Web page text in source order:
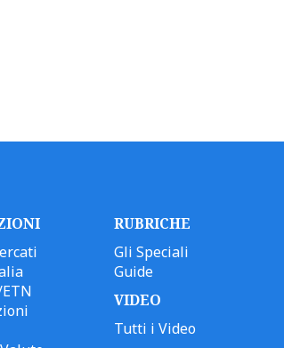
RUBRICHE
Gli Speciali
Guide
VIDEO
Tutti i Video